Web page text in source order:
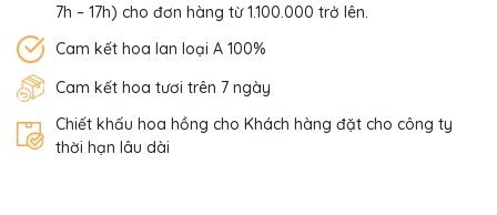
7h – 17h) cho đơn hàng từ 1.100.000 trở lên.
Cam kết hoa lan loại A 100%
Cam kết hoa tươi trên 7 ngày
Chiết khấu hoa hồng cho Khách hàng đặt cho công ty
thời hạn lâu dài